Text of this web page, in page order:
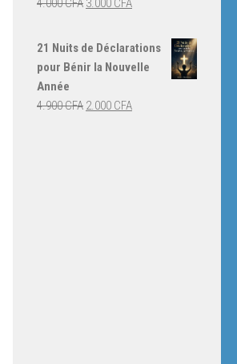
4.000CFA
initial
était :
3.000 CFA
actuel
est :
3.000 CFA.
21 Nuits de Déclarations
pour Bénir la Nouvelle
Année
4.900CFA Le
2.000 CFALe